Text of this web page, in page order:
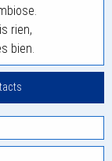
rien,
bien.